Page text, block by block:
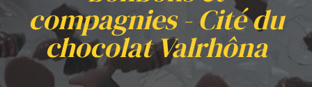
compagnies - Cité du
chocolat Valrhôna